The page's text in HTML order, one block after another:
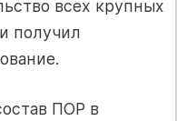
всех крупных
получил
ПОР в